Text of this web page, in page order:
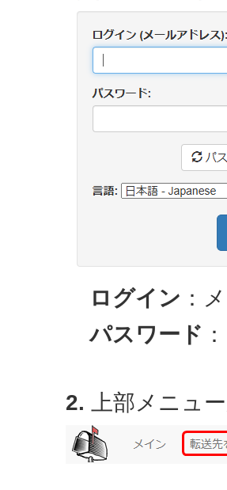
ログイン ：
パスワード
2. 上部メニュ